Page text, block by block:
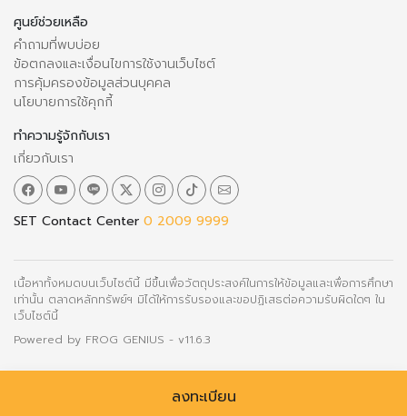
ลงทะเบียน
ศูนย์ช่วยเหลือ
คำถามที่พบบ่อย
ข้อตกลงและเงื่อนไขการใช้งานเว็บไซต์
การคุ้มครองข้อมูลส่วนบุคคล
นโยบายการใช้คุกกี้
ทำความรู้จักกับเรา
เกี่ยวกับเรา
SET Contact Center 0 2009 9999
เนื้อหาทั้งหมดบนเว็บไซต์นี้ มีขึ้นเพื่อวัตถุประสงค์ในการให้ข้อมูลและเพื่อการศึกษา
เท่านั้น ตลาดหลักทรัพย์ฯ มิได้ให้การรับรองและขอปฏิเสธต่อความรับผิดใดๆ ใน
เว็บไซต์นี้
Powered by FROG GENIUS - v11.6.3